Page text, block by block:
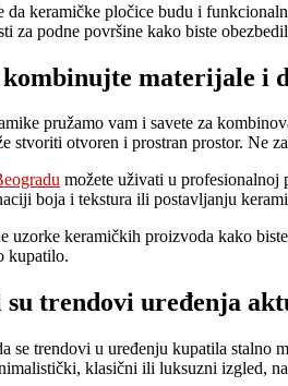
da keramičke pločice budu i
za podne površine kako biste
kombinujte materijale i
pružamo vam i savete za
stvoriti otvoren i prostran prostor. Ne
možete uživati u profesionalnoj
boja i tekstura ili postavljanju
uzorke keramičkih proizvoda kako
kupatilo.
trendovi uređenja
se trendovi u uređenju kupatila stalno
klasični ili luksuzni izgled,